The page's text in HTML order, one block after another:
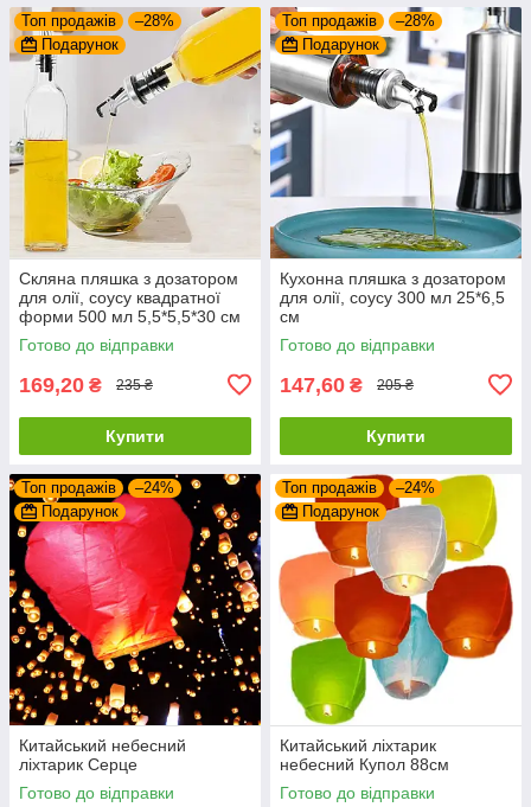
Топ продажів
–28%
Подарунок
Скляна пляшка з дозатором
для олії, соусу квадратної
форми 500 мл 5,5*5,5*30 см
Готово до відправки
169,20 ₴ 235 ₴
Купити
Топ продажів
–28%
Подарунок
Кухонна пляшка з дозатором
для олії, соусу 300 мл 25*6,5
см
Готово до відправки
147,60 ₴ 205 ₴
Купити
Топ продажів
–24%
Подарунок
Китайський небесний
ліхтарик Серце
Готово до відправки
Топ продажів
–24%
Подарунок
Китайський ліхтарик
небесний Купол 88см
Готово до відправки